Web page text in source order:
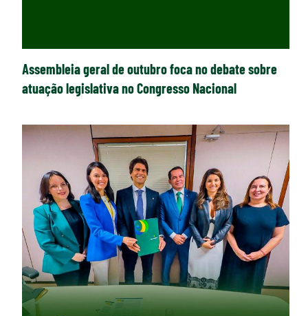
Assembleia geral de outubro foca no debate sobre
atuação legislativa no Congresso Nacional